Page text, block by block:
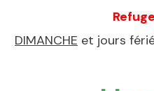
DIMANCHE et jours